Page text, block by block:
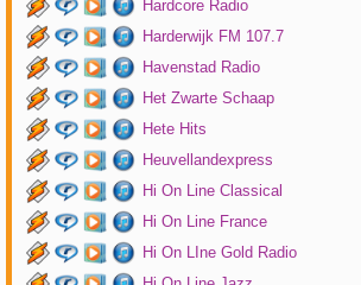
Hardcore Radio
Harderwijk FM 107.7
Havenstad Radio
Het Zwarte Schaap
Hete Hits
Heuvellandexpress
Hi On Line Classical
Hi On Line France
Hi On LIne Gold Radio